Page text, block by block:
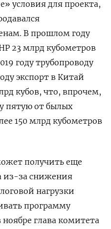
условия для проекта,
В прошлом году
23 млрд кубометров
году трубопроводу
экспорт в Китай
кубов, что, впрочем,
пятую от былых
150 млрд кубометров
получить еще
из-за снижения
нагрузки
программу
ноябре глава комитета